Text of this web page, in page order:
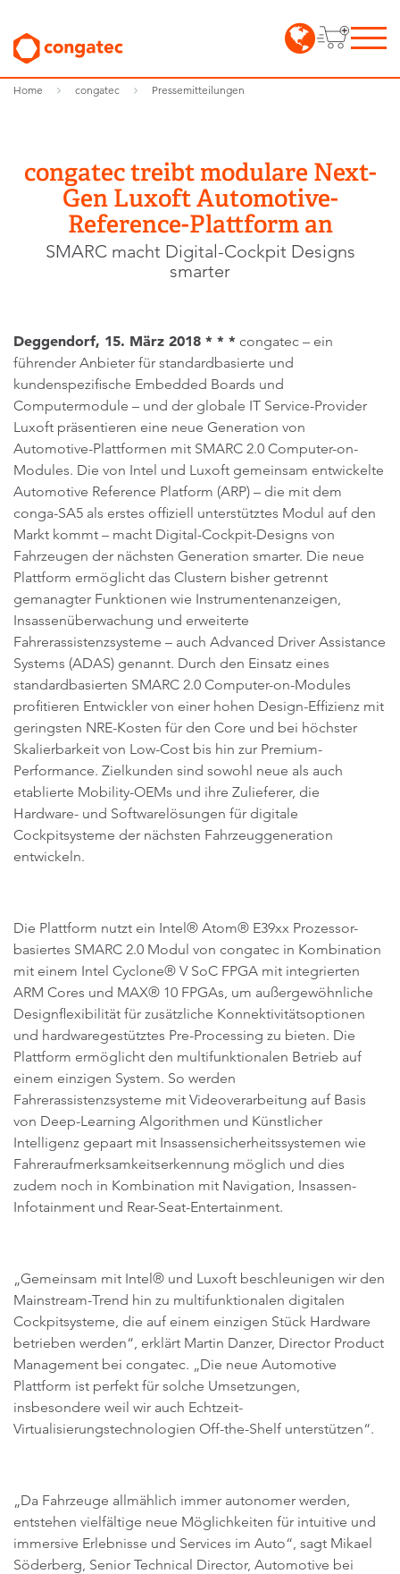
Home congatec Pressemitteilungen
congatec treibt modulare Next-
Gen Luxoft Automotive-
Reference-Plattform an
SMARC macht Digital-Cockpit Designs
smarter
Deggendorf, 15. März 2018 * * * congatec – ein
führender Anbieter für standardbasierte und
kundenspezifische Embedded Boards und
Computermodule – und der globale IT Service-Provider
Luxoft präsentieren eine neue Generation von
Automotive-Plattformen mit SMARC 2.0 Computer-on-
Modules. Die von Intel und Luxoft gemeinsam entwickelte
Automotive Reference Platform (ARP) – die mit dem
conga-SA5 als erstes offiziell unterstütztes Modul auf den
Markt kommt – macht Digital-Cockpit-Designs von
Fahrzeugen der nächsten Generation smarter. Die neue
Plattform ermöglicht das Clustern bisher getrennt
gemanagter Funktionen wie Instrumentenanzeigen,
Insassenüberwachung und erweiterte
Fahrerassistenzsysteme – auch Advanced Driver Assistance
Systems (ADAS) genannt. Durch den Einsatz eines
standardbasierten SMARC 2.0 Computer-on-Modules
profitieren Entwickler von einer hohen Design-Effizienz mit
geringsten NRE-Kosten für den Core und bei höchster
Skalierbarkeit von Low-Cost bis hin zur Premium-
Performance. Zielkunden sind sowohl neue als auch
etablierte Mobility-OEMs und ihre Zulieferer, die
Hardware- und Softwarelösungen für digitale
Cockpitsysteme der nächsten Fahrzeuggeneration
entwickeln.
Die Plattform nutzt ein Intel® Atom® E39xx Prozessor-
basiertes SMARC 2.0 Modul von congatec in Kombination
mit einem Intel Cyclone® V SoC FPGA mit integrierten
ARM Cores und MAX® 10 FPGAs, um außergewöhnliche
Designflexibilität für zusätzliche Konnektivitätsoptionen
und hardwaregestütztes Pre-Processing zu bieten. Die
Plattform ermöglicht den multifunktionalen Betrieb auf
einem einzigen System. So werden
Fahrerassistenzsysteme mit Videoverarbeitung auf Basis
von Deep-Learning Algorithmen und Künstlicher
Intelligenz gepaart mit Insassensicherheitssystemen wie
Fahreraufmerksamkeitserkennung möglich und dies
zudem noch in Kombination mit Navigation, Insassen-
Infotainment und Rear-Seat-Entertainment.
„Gemeinsam mit Intel® und Luxoft beschleunigen wir den
Mainstream-Trend hin zu multifunktionalen digitalen
Cockpitsysteme, die auf einem einzigen Stück Hardware
betrieben werden“, erklärt Martin Danzer, Director Product
Management bei congatec. „Die neue Automotive
Plattform ist perfekt für solche Umsetzungen,
insbesondere weil wir auch Echtzeit-
Virtualisierungstechnologien Off-the-Shelf unterstützen“.
„Da Fahrzeuge allmählich immer autonomer werden,
entstehen vielfältige neue Möglichkeiten für intuitive und
immersive Erlebnisse und Services im Auto“, sagt Mikael
Söderberg, Senior Technical Director, Automotive bei